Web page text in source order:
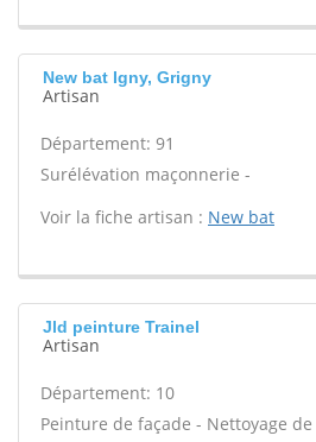
New bat Igny, Grigny
Artisan
Département: 91
Surélévation maçonnerie -
Voir la fiche artisan : New bat
Jld peinture Trainel
Artisan
Département: 10
Peinture de façade - Nettoyage